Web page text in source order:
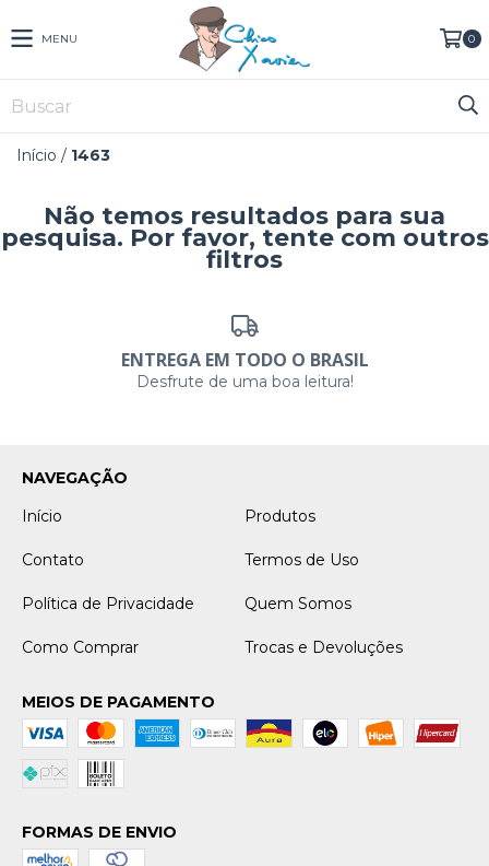
MENU 0
Início / 1463
Não temos resultados para sua
pesquisa. Por favor, tente com outros
filtros
ENTREGA EM TODO O BRASIL
Desfrute de uma boa leitura!
NAVEGAÇÃO
Início
Produtos
Contato Termos de Uso
Política de Privacidade Quem Somos
Como Comprar Trocas e Devoluções
MEIOS DE PAGAMENTO
FORMAS DE ENVIO